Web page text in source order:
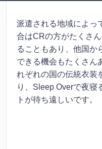
派遣される地域によっ
合はCRの方がたくさ
ることもあり、他国か
できる機会もたくさん
れぞれの国の伝統衣装
り、Sleep Overで夜寝
トが待ち遠しいです。